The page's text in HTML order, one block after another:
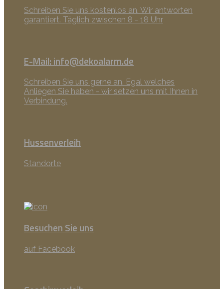
Schreiben Sie uns kostenlos an. Wir antworten
garantiert. Täglich zwischen 8 - 18 Uhr
E-Mail: info@dekoalarm.de
Schreiben Sie uns gerne an. Egal welches
Anliegen Sie haben - wir setzen uns mit Ihnen in
Verbindung.
Hussenverleih
Standorte
Besuchen Sie uns
auf Facebook